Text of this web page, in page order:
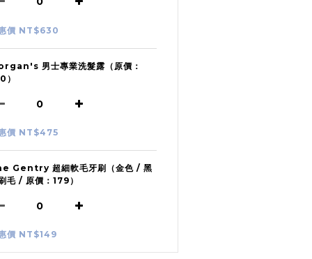
價 NT$630
男士專業洗髮露（原價：
）
價 NT$475
Gentry 超細軟毛牙刷（金色 / 黑
毛 / 原價：179）
價 NT$149